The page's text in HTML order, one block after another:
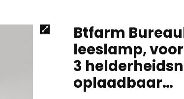
Btfarm
leeslamp,
3
oplaadbaar…